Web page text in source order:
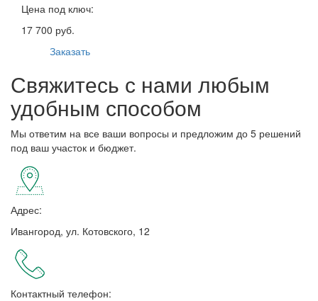
Цена под ключ:
17 700 руб.
Заказать
Свяжитесь с нами любым
удобным способом
Мы ответим на все ваши вопросы и предложим до 5 решений
под ваш участок и бюджет.
Адрес:
Ивангород, ул. Котовского, 12
Контактный телефон: